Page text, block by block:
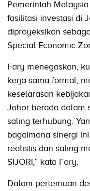
Pemerintah
fasilitasi investasi di
diproyeksikan
Special Economic
Fary menegaskan,
kerja sama formal,
keselarasan
Johor berada dalam
saling terhubung.
bagaimana sinergi
realistis dan saling
SIJORI,” kata Fary.
Dalam pertemuan